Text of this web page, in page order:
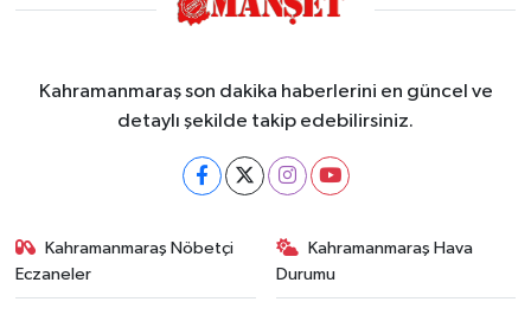
Kahramanmaraş son dakika haberlerini en güncel ve
detaylı şekilde takip edebilirsiniz.
Kahramanmaraş Nöbetçi
Eczaneler
Kahramanmaraş Hava
Durumu